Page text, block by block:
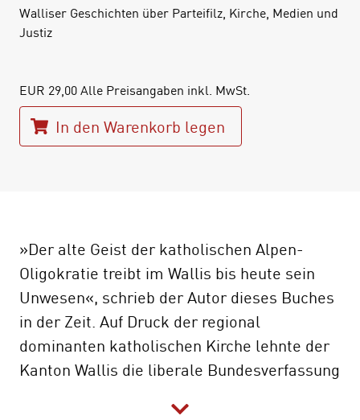
Walliser Geschichten über Parteifilz, Kirche, Medien und
Justiz
EUR 29,00 Alle Preisangaben inkl. MwSt.
In den Warenkorb legen
»Der alte Geist der katholischen Alpen-
Oligokratie treibt im Wallis bis heute sein
Unwesen«, schrieb der Autor dieses Buches
in der Zeit. Auf Druck der regional
dominanten katholischen Kirche lehnte der
Kanton Wallis die liberale Bundesverfassung